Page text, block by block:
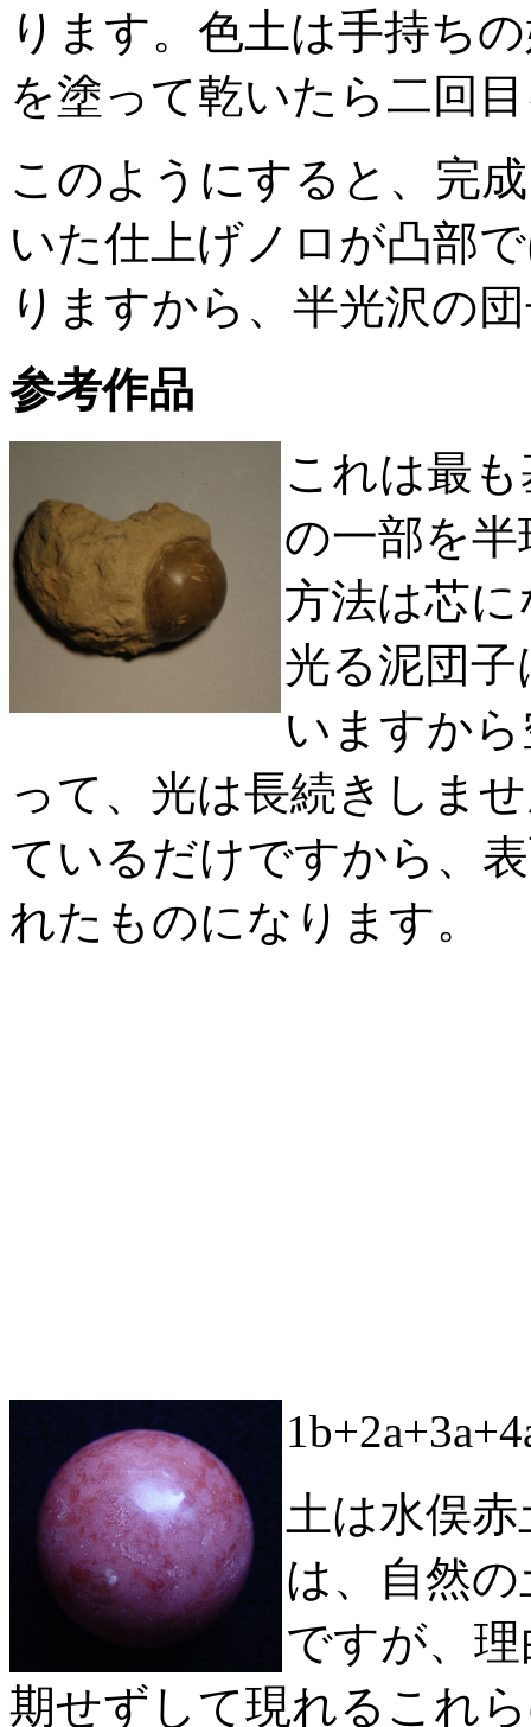
ります。色土は手持ち
を塗って乾いたら二回
このようにすると、完
いた仕上げノロが凸部
りますから、半光沢の
参考作品
これは最
の一部を
方法は芯
光る泥団
いますか
って、光は長続きしま
ているだけですから、
れたものになります。
土は水俣
は、自然
ですが、
期せずして現れるこれ